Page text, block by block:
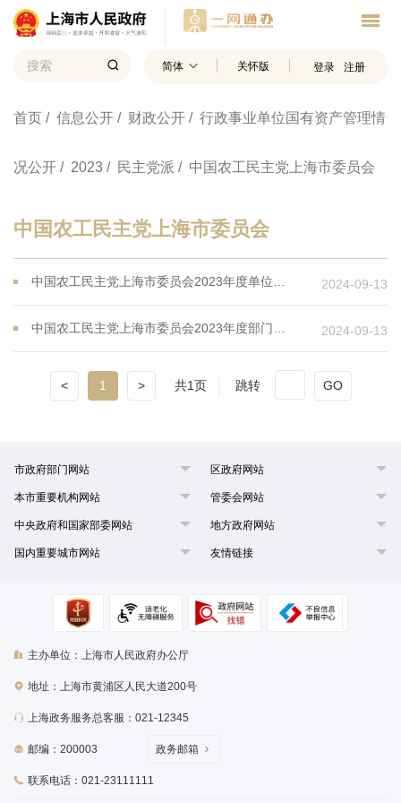
简体 关怀版 登录 注册
首页 / 信息公开 / 财政公开 / 行政事业单位国有资产管理情
况公开 / 2023 / 民主党派 / 中国农工民主党上海市委员会
中国农工民主党上海市委员会
2024-09-13
2024-09-13
< 1 > 共1页 跳转 GO
市政府部门网站 区政府网站
本市重要机构网站 管委会网站
中央政府和国家部委网站 地方政府网站
国内重要城市网站 友情链接
主办单位：上海市人民政府办公厅
地址：上海市黄浦区人民大道200号
上海政务服务总客服：021-12345
邮编：200003
联系电话：021-23111111
政务邮箱